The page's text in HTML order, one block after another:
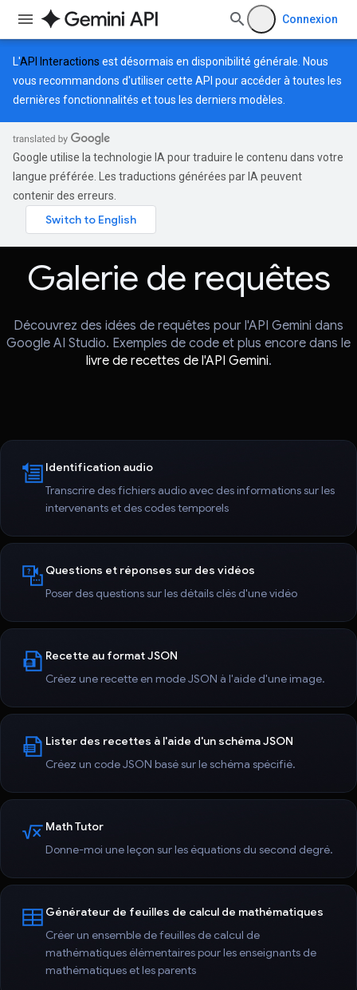
Connexion
L'API Interactions est désormais en disponibilité générale. Nous
vous recommandons d'utiliser cette API pour accéder à toutes les
dernières fonctionnalités et tous les derniers modèles.
Google utilise la technologie IA pour traduire le contenu dans votre
langue préférée. Les traductions générées par IA peuvent
contenir des erreurs.
Galerie de requêtes
Découvrez des idées de requêtes pour l'API Gemini dans
Google AI Studio. Exemples de code et plus encore dans le
livre de recettes de l'API Gemini.
Identification audio
Transcrire des fichiers audio avec des informations sur les
intervenants et des codes temporels
Questions et réponses sur des vidéos
Poser des questions sur les détails clés d'une vidéo
Recette au format JSON
Créez une recette en mode JSON à l'aide d'une image.
Lister des recettes à l'aide d'un schéma JSON
Créez un code JSON basé sur le schéma spécifié.
Math Tutor
Donne-moi une leçon sur les équations du second degré.
Générateur de feuilles de calcul de mathématiques
Créer un ensemble de feuilles de calcul de
mathématiques élémentaires pour les enseignants de
mathématiques et les parents